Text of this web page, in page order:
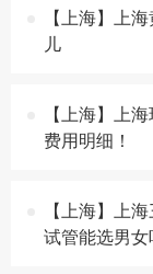
【上海】上
儿
【上海】上
费用明细！
【上海】上
试管能选男女